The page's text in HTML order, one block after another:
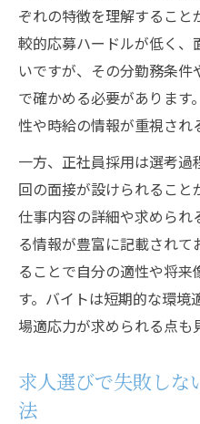
ぞれの特徴を理解すること
較的応募ハードルが低く、
いですが、その分勤務条
で確かめる必要があります
性や時給の情報が重視され
一方、正社員採用は選考
回の面接が設けられること
仕事内容の詳細や求めら
る情報が豊富に記載され
ることで自分の適性や将
す。バイトは短期的な環
場適応力が求められる点も
求人選びで失敗しな
法